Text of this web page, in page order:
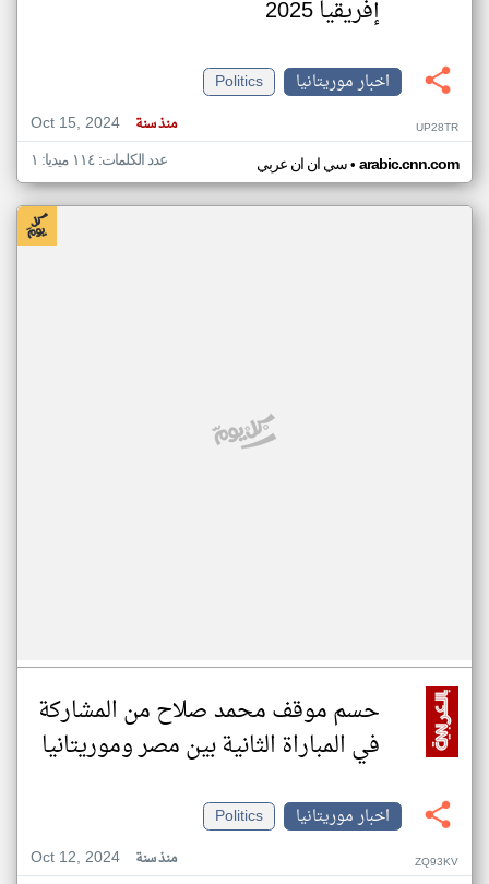
إفريقيا 2025
اخبار موريتانيا
Politics
Oct 15, 2024
منذ سنة UP28TR
سي ان ان عربي• arabic.cnn.com عدد الكلمات: ١١٤ ميديا: ١
حسم موقف محمد صلاح من المشاركة
في المباراة الثانية بين مصر وموريتانيا
اخبار موريتانيا
Politics
Oct 12, 2024
منذ سنة ZQ93KV